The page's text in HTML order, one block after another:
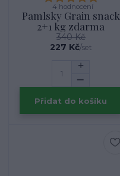
4 hodnocení
Pamlsky Grain snack
2+1 kg zdarma
340 Kč
227 Kč/set
Přidat do košíku